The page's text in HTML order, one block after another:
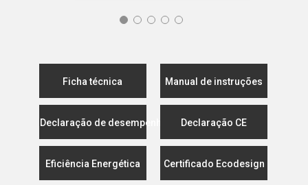
Ficha técnica Manual de instruções
Declaração de desempenho Declaração CE
Eficiência Energética Certificado Ecodesign